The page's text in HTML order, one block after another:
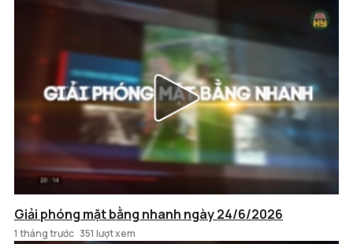
Giải phóng mặt bằng nhanh ngày 24/6/2026
1 tháng trước 351 lượt xem